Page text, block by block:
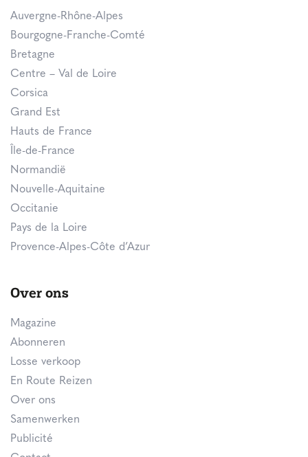
Auvergne-Rhône-Alpes
Bourgogne-Franche-Comté
Bretagne
Centre – Val de Loire
Corsica
Grand Est
Hauts de France
Île-de-France
Normandië
Nouvelle-Aquitaine
Occitanie
Pays de la Loire
Provence-Alpes-Côte d’Azur
Over ons
Magazine
Abonneren
Losse verkoop
En Route Reizen
Over ons
Samenwerken
Publicité